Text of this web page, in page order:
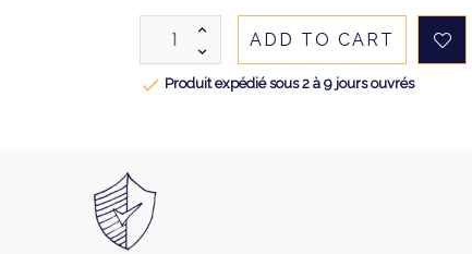
ADD TO CART
 Produit expédié sous 2 à 9 jours ouvrés